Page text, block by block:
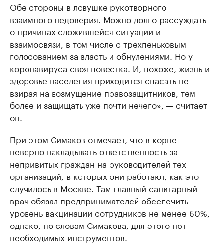
Обе стороны в ловушке рукотворного
взаимного недоверия. Можно долго рассуждать
о причинах сложившейся ситуации и
взаимосвязи, в том числе с трехпеньковым
голосованием за власть и обнулениями. Но у
коронавируса своя повестка. И, похоже, жизнь и
здоровье населения приходится спасать не
взирая на возмущение правозащитников, тем
более и защищать уже почти нечего», — считает
он.
При этом Симаков отмечает, что в корне
неверно накладывать ответственность за
непривитых граждан на руководителей тех
организаций, в которых они работают, как это
случилось в Москве. Там главный санитарный
врач обязал предпринимателей обеспечить
уровень вакцинации сотрудников не менее 60%,
однако, по словам Симакова, для этого нет
необходимых инструментов.